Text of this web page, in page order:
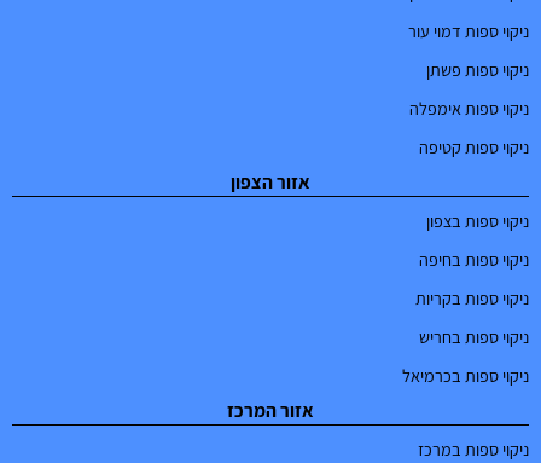
ניקוי ספות דמוי עור
ניקוי ספות פשתן
ניקוי ספות אימפלה
ניקוי ספות קטיפה
אזור הצפון
ניקוי ספות בצפון
ניקוי ספות בחיפה
ניקוי ספות בקריות
ניקוי ספות בחריש
ניקוי ספות בכרמיאל
אזור המרכז
ניקוי ספות במרכז